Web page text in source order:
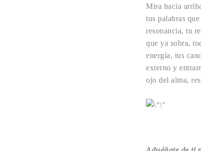
Mira hacia
tus palabras
resonancia, tu
que ya sobra,
energía, tus
externo y
ojo del alma,